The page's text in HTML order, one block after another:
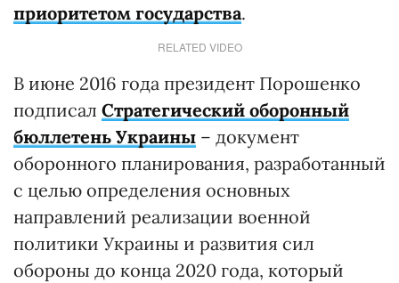
приоритетом государства.
RELATED VIDEO
В июне 2016 года президент Порошенко
подписал Стратегический оборонный
бюллетень Украины – документ
оборонного планирования, разработанный
с целью определения основных
направлений реализации военной
политики Украины и развития сил
обороны до конца 2020 года, который